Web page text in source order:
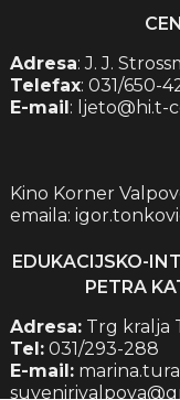
Adresa: J. J.
Telefax: 031/650-
E-mail : ljeto@hi.t-
Kino Korner
emaila:
EDUKACIJSKO-
PETRA
Adresa:Trg kralja
Tel:031/293-288
E-mail: